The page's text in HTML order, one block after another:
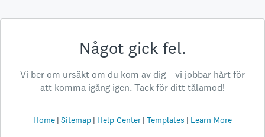
Något gick fel.
Vi ber om ursäkt om du kom av dig – vi jobbar hårt för
att komma igång igen. Tack för ditt tålamod!
Home Sitemap Help Center Templates Learn More